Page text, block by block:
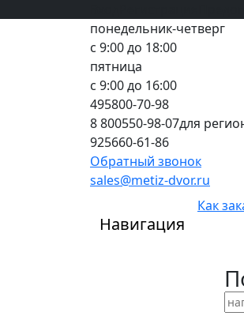
понедельник-четверг
с 9:00 до 18:00
пятница
с 9:00 до 16:00
495800-70-98
8 800550-98-07для
925660-61-86
Обратный звонок
sales@metiz-dvor.ru
Навигация
Как